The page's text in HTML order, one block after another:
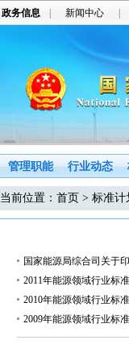
政务信息 新闻中心
管理职能 行业动态
当前位置： 首页 > 标准计
国家能源局综合司关于
2011年能源领域行业标
2010年能源领域行业标
2009年能源领域行业标